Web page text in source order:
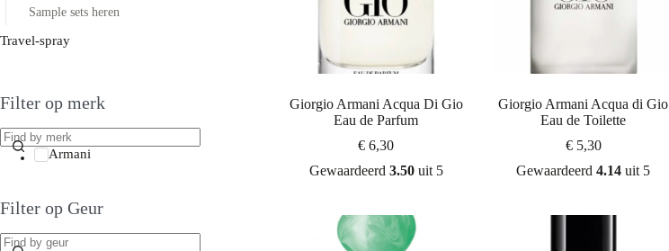
Giorgio Armani Acqua Di Gio
Eau de Parfum
€ 6,30
Gewaardeerd 3.50uit 5
Giorgio Armani Acqua di Gio
Eau de Toilette
€5,30
Gewaardeerd4.14 uit 5
Sample sets heren
Travel-spray
Filter op merk
Armani
Filter op Geur